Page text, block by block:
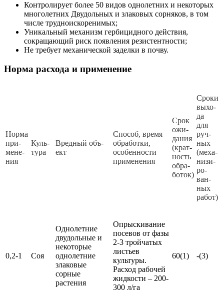
Контролирует более 50 видов однолетних и некоторых
многолетних Двудольных и злаковых сорняков, в том
числе трудноискоренимых;
Уникальный механизм гербицидного действия,
сокращающий риск появления резистентности;
Не требует механической заделки в почву.
Норма расхода и применение
Нор­ма
при­
ме­не­
ния
Куль­
ту­ра
Вред­ный объ­
ект
Спо­соб, вре­мя
об­ра­бот­ки,
осо­бен­нос­ти
при­ме­не­ния
Срок
ожи­
да­ния
(крат­
ность
об­ра­
бо­ток)
Сро­ки
вы­хо­
да
для
руч­
ных
(ме­ха­
ни­зи­
ро­
ван­
ных
ра­бот)
0,2-1 Соя
Однолетние
двудольные и
некоторые
однолетние
злаковые
сорные
растения
Опрыскивание
посевов от фазы
2-3 тройчатых
листьев
культуры.
Расход рабочей
жидкости – 200-
300 л/га
60(1) -(3)